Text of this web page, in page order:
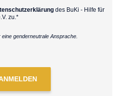
des BuKi - Hilfe für
zu.*
genderneutrale Ansprache.